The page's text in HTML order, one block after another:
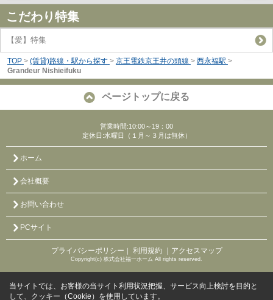
こだわり特集
【愛】特集
TOP > (賃貸)路線・駅から探す > 京王電鉄京王井の頭線 > 西永福駅 >
Grandeur Nishieifuku
ページトップに戻る
営業時間:10:00～19：00
定休日:水曜日（１月～３月は無休）
ホーム
会社概要
お問い合わせ
PCサイト
プライバシーポリシー ｜ 利用規約 ｜アクセスマップ
Copyright(c) 株式会社福一ホーム All rights reserved.
当サイトでは、お客様の当サイト利用状況把握、サービス向上検討を目的と
して、クッキー（Cookie）を使用しています。